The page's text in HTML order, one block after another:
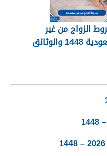
الزواج من غير
سعودية 1448 والوثائق